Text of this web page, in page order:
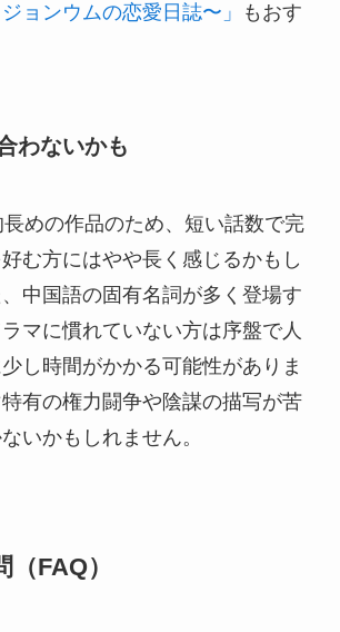
ョンウムの恋愛日誌〜」
もおす
わないかも
めの作品のため、短い話数で完
む方にはやや長く感じるかもし
中国語の固有名詞が多く登場す
マに慣れていない方は序盤で人
し時間がかかる可能性がありま
有の権力闘争や陰謀の描写が苦
いかもしれません。
FAQ）